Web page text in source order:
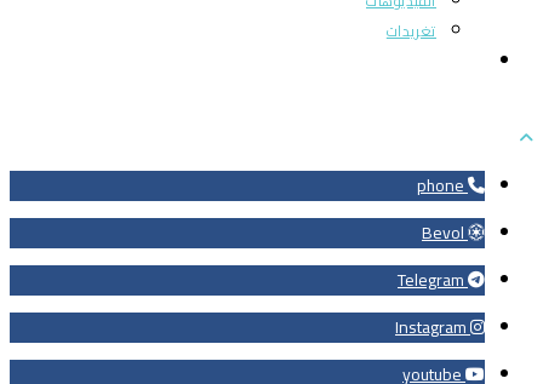
تغريدات
phone
Bevol
Telegram
Instagram
youtube